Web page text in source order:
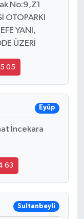
No:9,Z1
OTOPARKI
YANI,
ÜZERİ
05
Eyüp
İncekara
63
Sultanbeyli